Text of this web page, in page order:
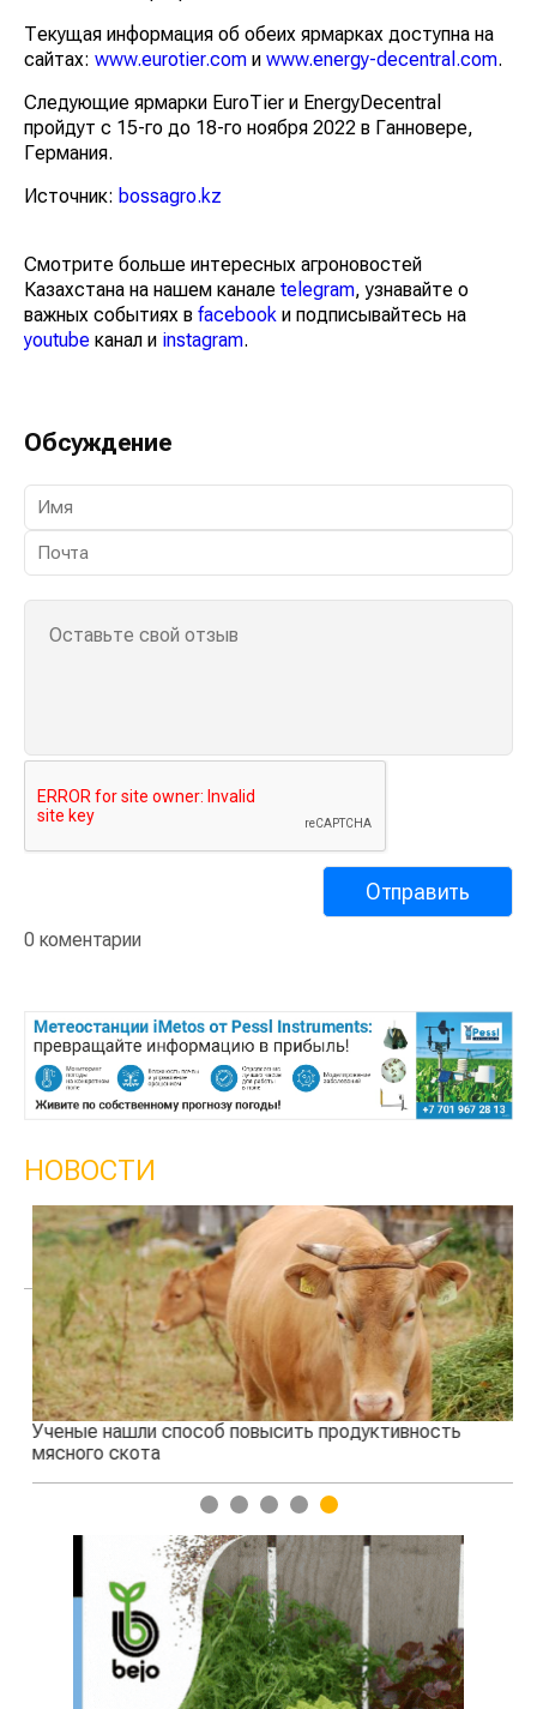
Текущая информация об обеих ярмарках доступна на
сайтах: www.eurotier.com и www.energy-decentral.com.
Следующие ярмарки EuroTier и EnergyDecentral
пройдут с 15-го до 18-го ноября 2022 в Ганновере,
Германия.
Источник: bossagro.kz
Смотрите больше интересных агроновостей
Казахстана на нашем канале telegram, узнавайте о
важных событиях в facebook и подписывайтесь на
youtube канал и instagram.
Обсуждение
0 коментарии
НОВОСТИ
Ученые нашли способ повысить продуктивность
мясного скота
1 2 3 4 5